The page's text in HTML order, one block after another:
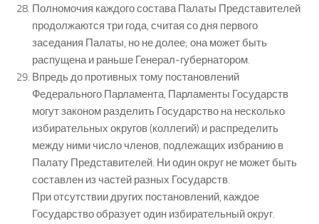
Полномочия каждого состава Палаты Представителей
продолжаются три года, считая со дня первого
заседания Палаты, но не долее; она может быть
распущена и раньше Генерал-губернатором.
Впредь до противных тому постановлений
Федерального Парламента, Парламенты Государств
могут законом разделить Государство на несколько
избирательных округов (коллегий) и распределить
между ними число членов, подлежащих избранию в
Палату Представителей. Ни один округ не может быть
составлен из частей разных Государств.
При отсутствии других постановлений, каждое
Государство образует один избирательный округ.